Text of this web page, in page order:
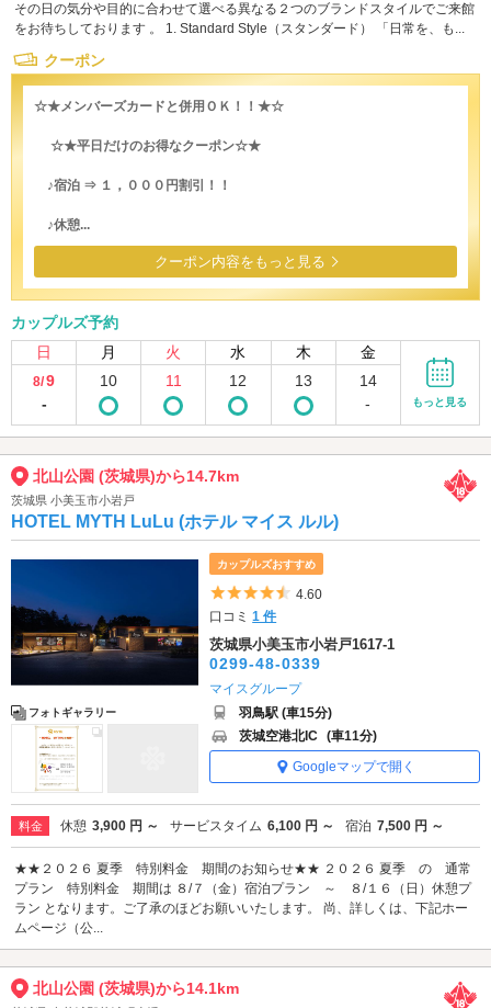
その日の気分や目的に合わせて選べる異なる２つのブランドスタイルでご来館
をお待ちしております 。 1. Standard Style（スタンダード） 「日常を、も...
クーポン
☆★メンバーズカードと併用ＯＫ！！★☆
☆★平日だけのお得なクーポン☆★
♪宿泊 ⇒ １，０００円割引！！
♪休憩...
クーポン内容をもっと見る
カップルズ予約
日
月 火 水 木 金
8/9
-
10 11 12 13
14
-
もっと見る
北山公園 (茨城県)から14.7km
茨城県 小美玉市小岩戸
HOTEL MYTH LuLu (ホテル マイス ルル)
フォトギャラリー
カップルズおすすめ
5つ星のうち4.5
4.60
口コミ1 件
茨城県小美玉市小岩戸1617-1
0299-48-0339
マイスグループ
羽鳥駅 (車15分)
茨城空港北IC (車11分)
Googleマップで開く
料金 休憩 3,900 円 ～ サービスタイム 6,100 円 ～ 宿泊 7,500 円 ～
★★２０２６ 夏季 特別料金 期間のお知らせ★★ ２０２６ 夏季 の 通常
プラン 特別料金 期間は ８/７（金）宿泊プラン ～ ８/１６（日）休憩プ
ラン となります。ご了承のほどお願いいたします。 尚、詳しくは、下記ホー
ムページ（公...
北山公園 (茨城県)から14.1km